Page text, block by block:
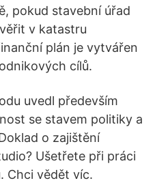
pokud stavební úřad
v katastru
plán je vytvářen
cílů.
uvedl především
se stavem politiky a
o zajištění
Ušetřete při práci
Chci vědět víc.